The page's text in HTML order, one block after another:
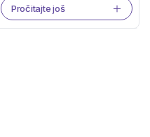
Pročitajte još